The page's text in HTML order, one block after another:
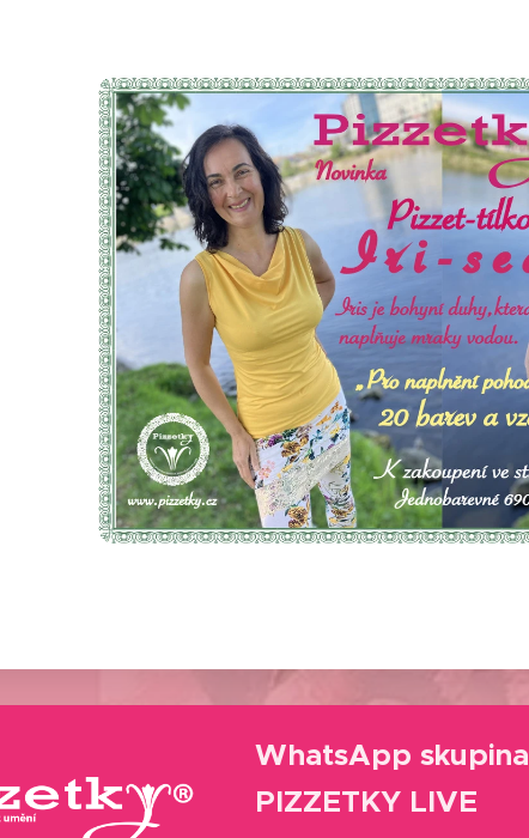
WhatsApp skupina
PIZZETKY LIVE